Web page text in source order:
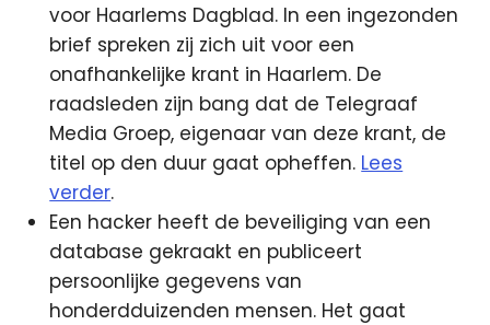
voor Haarlems Dagblad. In een ingezonden
brief spreken zij zich uit voor een
onafhankelijke krant in Haarlem. De
raadsleden zijn bang dat de Telegraaf
Media Groep, eigenaar van deze krant, de
titel op den duur gaat opheffen. Lees
verder.
Een hacker heeft de beveiliging van een
database gekraakt en publiceert
persoonlijke gegevens van
honderdduizenden mensen. Het gaat